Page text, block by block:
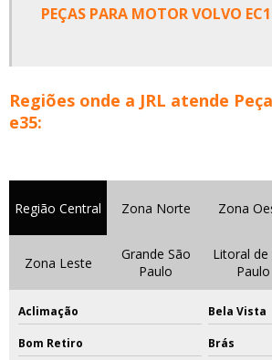
PEÇAS PARA MOTOR VOLVO
Regiões onde a JRL atende
e35:
Região Central Zona Norte Zona
Zona Leste
Grande São
Paulo
Litoral de
Paulo
Aclimação Bela Vista
Bom Retiro Brás